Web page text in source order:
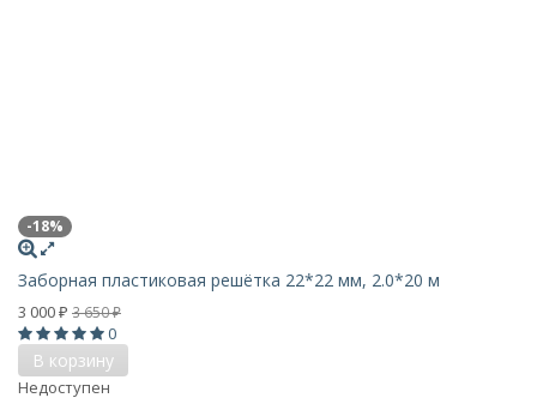
-18%
Заборная пластиковая решётка 22*22 мм, 2.0*20 м
3 000 ₽ 3 650₽
0
В корзину
Недоступен